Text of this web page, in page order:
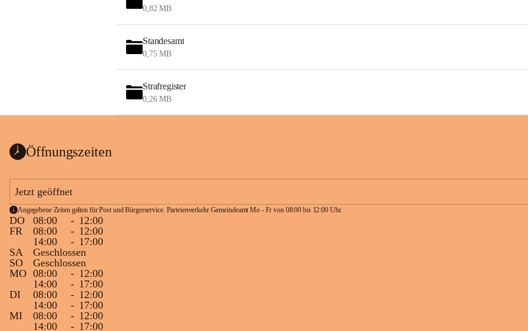
0,82 MB
Standesamt
0,75 MB
Strafregister
0,26 MB
Öffnungszeiten
Jetzt geöffnet
Angegebene Zeiten gelten für Post und Bürgerservice. Parteienverkehr Gemeindeamt Mo - Fr von 08:00 bis 12:00 Uhr.
DO 08:00 - 12:00
FR
08:00 - 12:00
14:00
- 17:00
SA
Geschlossen
SO
Geschlossen
MO 08:00 - 12:00
14:00
- 17:00
DI
08:00 - 12:00
14:00
- 17:00
MI
08:00 - 12:00
14:00
- 17:00